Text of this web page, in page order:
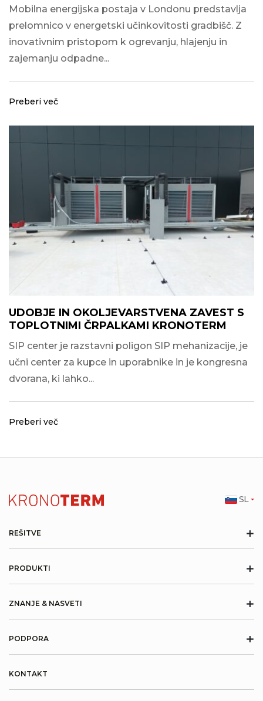
Mobilna energijska postaja v Londonu predstavlja
prelomnico v energetski učinkovitosti gradbišč. Z
inovativnim pristopom k ogrevanju, hlajenju in
zajemanju odpadne...
Preberi več
UDOBJE IN OKOLJEVARSTVENA ZAVEST S
TOPLOTNIMI ČRPALKAMI KRONOTERM
SIP center je razstavni poligon SIP mehanizacije, je
učni center za kupce in uporabnike in je kongresna
dvorana, ki lahko...
Preberi več
REŠITVE +
PRODUKTI +
ZNANJE & NASVETI +
PODPORA +
KONTAKT
SL